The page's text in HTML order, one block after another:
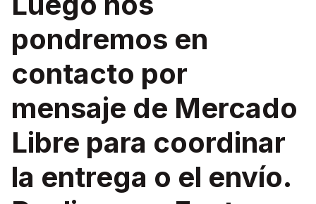
pondremos en
contacto por
mensaje de Mercado
Libre para coordinar
la entrega o el envío.